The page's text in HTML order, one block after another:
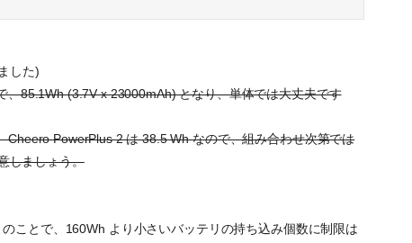
した)
、85.1Wh (3.7V x 23000mAh) となり、単体では大丈夫です
Cheero PowerPlus 2 は 38.5 Wh なので、組み合わせ次第では
しましょう。
ことで、160Wh より小さいバッテリの持ち込み個数に制限は